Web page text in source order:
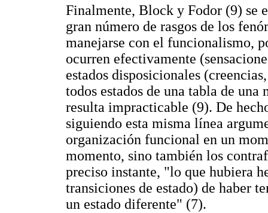
Finalmente, Block y Fodor (9) se
gran número de rasgos de los
manejarse con el funcionalismo,
ocurren efectivamente
estados disposicionales
todos estados de una tabla de
resulta impracticable (9). De
siguiendo esta misma línea
organización funcional en un
momento, sino también los
preciso instante, "lo que hubiera
transiciones de estado) de haber
un estado diferente" (7).